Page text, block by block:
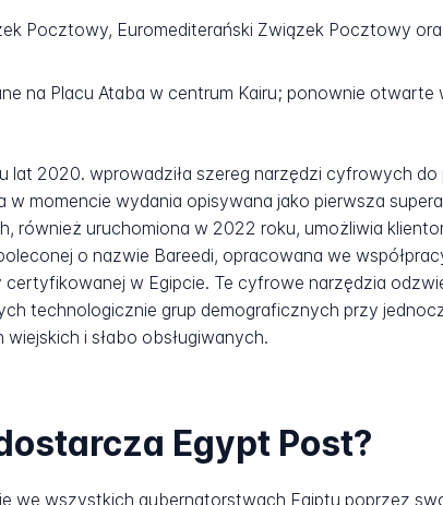
Pocztowy, Euromediterański Związek Pocztowy
na Placu Ataba w centrum Kairu; ponownie
lat 2020. wprowadziła szereg narzędzi cyfrowych do
momencie wydania opisywana jako pierwsza
również uruchomiona w 2022 roku, umożliwia
o nazwie Bareedi, opracowana we
w Egipcie. Te cyfrowe narzędzia
technologicznie grup demograficznych przy
i słabo obsługiwanych.
Egypt Post?
we wszystkich gubernatorstwach Egiptu poprzez